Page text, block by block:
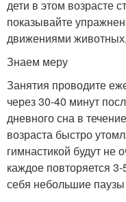
дети в этом возрасте
показывайте
движениями
Знаем меру
Занятия проводите
через 30-40 минут
дневного сна в
возраста быстро
гимнастикой будут не
каждое повторяется
себя небольшие